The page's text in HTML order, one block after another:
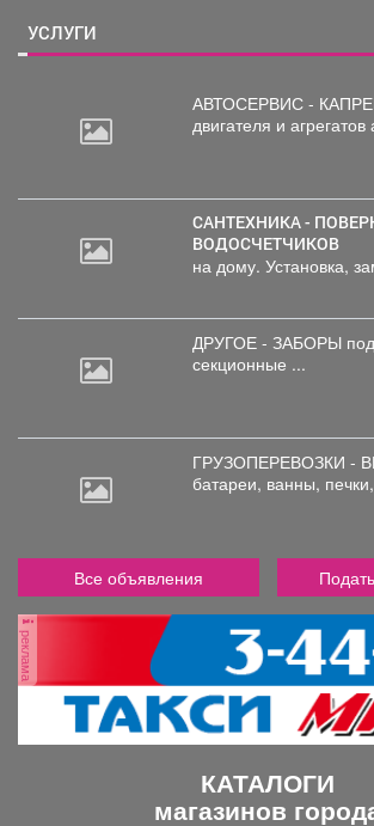
УСЛУГИ
АВТОСЕРВИС -
двигателя и
САНТЕХНИКА - ПОВЕРКА
ВОДОСЧЕТЧИКОВ
на дому. Установка,
ДРУГОЕ - ЗАБОРЫ под
секционные ...
ГРУЗОПЕРЕВОЗКИ -
батареи, ванны,
Все объявления
реклама
КАТАЛОГИ
магазинов